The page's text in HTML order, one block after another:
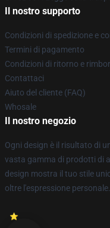
Il nostro supporto
Condizioni di spedizione e
Termini di pagamento
Condizioni di ritorno e
Contattaci
Aiuto del cliente (FAQ)
Whosale
Il nostro negozio
Ogni design è il risultato di
vasta gamma di prodotti di
design mostra il tuo stile
oltre l'espressione personale.